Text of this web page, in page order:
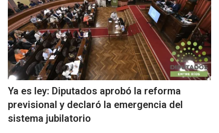
Ya es ley: Diputados aprobó la reforma
previsional y declaró la emergencia del
sistema jubilatorio